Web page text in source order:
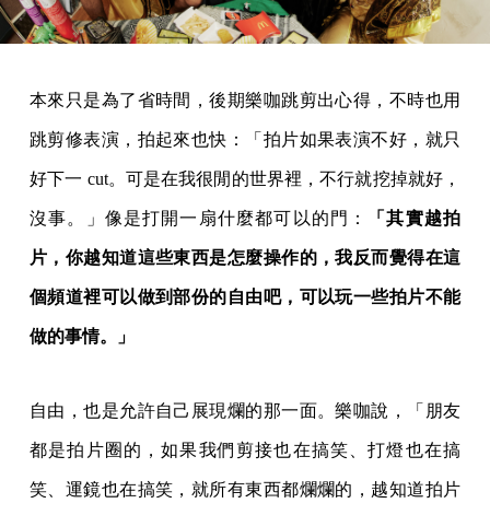
本來只是為了省時間，後期樂咖跳剪出心得，不時也用
跳剪修表演，拍起來也快：「拍片如果表演不好，就只
好下一 cut。可是在我很閒的世界裡，不行就挖掉就好，
沒事。」像是打開一扇什麼都可以的門： 「其實越拍
片，你越知道這些東西是怎麼操作的，我反而覺得在這
個頻道裡可以做到部份的自由吧，可以玩一些拍片不能
做的事情。」
自由，也是允許自己展現爛的那一面。樂咖說，「朋友
都是拍片圈的，如果我們剪接也在搞笑、打燈也在搞
笑、運鏡也在搞笑，就所有東西都爛爛的，越知道拍片